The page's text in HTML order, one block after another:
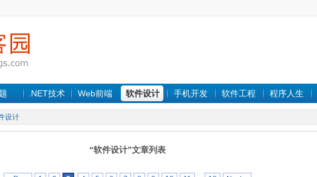
.NET技术 Web前端 软件设计 手机开发 软件工程 程序人生
设计
“软件设计”文章列表